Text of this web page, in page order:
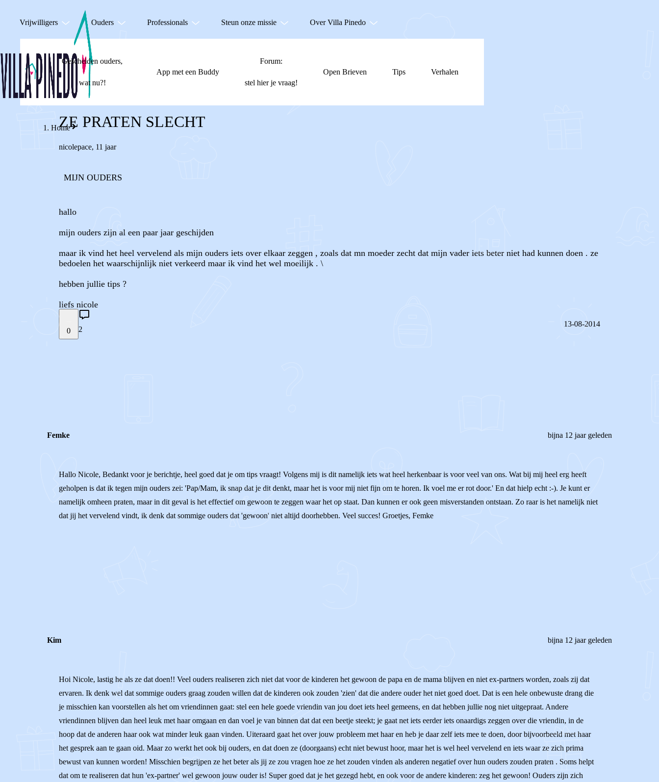
Vrijwilligers Ouders Professionals Steun onze missie Over Villa Pinedo
Gescheiden ouders,
wat nu?!
App met een Buddy
Forum:
stel hier je vraag!
Open Brieven Tips Verhalen
Home
ZE PRATEN SLECHT
nicolepace, 11 jaar
MIJN OUDERS
hallo
mijn ouders zijn al een paar jaar geschijden
maar ik vind het heel vervelend als mijn ouders iets over elkaar zeggen , zoals dat mn moeder zecht dat mijn vader iets beter niet had kunnen doen . ze
bedoelen het waarschijnlijk niet verkeerd maar ik vind het wel moeilijk . \
hebben jullie tips ?
liefs nicole
0 2
13-08-2014
Femke bijna 12 jaar geleden
Hallo Nicole, Bedankt voor je berichtje, heel goed dat je om tips vraagt! Volgens mij is dit namelijk iets wat heel herkenbaar is voor veel van ons. Wat bij mij heel erg heeft
geholpen is dat ik tegen mijn ouders zei: 'Pap/Mam, ik snap dat je dit denkt, maar het is voor mij niet fijn om te horen. Ik voel me er rot door.' En dat hielp echt :-). Je kunt er
namelijk omheen praten, maar in dit geval is het effectief om gewoon te zeggen waar het op staat. Dan kunnen er ook geen misverstanden ontstaan. Zo raar is het namelijk niet
dat jij het vervelend vindt, ik denk dat sommige ouders dat 'gewoon' niet altijd doorhebben. Veel succes! Groetjes, Femke
Kim bijna 12 jaar geleden
Hoi Nicole, lastig he als ze dat doen!! Veel ouders realiseren zich niet dat voor de kinderen het gewoon de papa en de mama blijven en niet ex-partners worden, zoals zij dat
ervaren. Ik denk wel dat sommige ouders graag zouden willen dat de kinderen ook zouden 'zien' dat die andere ouder het niet goed doet. Dat is een hele onbewuste drang die
je misschien kan voorstellen als het om vriendinnen gaat: stel een hele goede vriendin van jou doet iets heel gemeens, en dat hebben jullie nog niet uitgepraat. Andere
vriendinnen blijven dan heel leuk met haar omgaan en dan voel je van binnen dat dat een beetje steekt; je gaat net iets eerder iets onaardigs zeggen over die vriendin, in de
hoop dat de anderen haar ook wat minder leuk gaan vinden. Uiteraard gaat het over jouw probleem met haar en heb je daar zelf iets mee te doen, door bijvoorbeeld met haar
het gesprek aan te gaan oid. Maar zo werkt het ook bij ouders, en dat doen ze (doorgaans) echt niet bewust hoor, maar het is wel heel vervelend en iets waar ze zich prima
bewust van kunnen worden! Misschien begrijpen ze het beter als jij ze zou vragen hoe ze het zouden vinden als anderen negatief over hun ouders zouden praten . Soms helpt
dat om te realiseren dat hun 'ex-partner' wel gewoon jouw ouder is! Super goed dat je het gezegd hebt, en ook voor de andere kinderen: zeg het gewoon! Ouders zijn zich